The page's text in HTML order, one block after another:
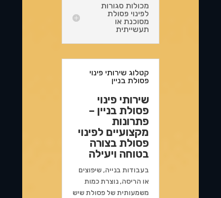
מכולות סגורות
לפינוי פסולת
מסוכנת או
תעשייתית
קטלוג שירותי פינוי
פסולת בניין
שירותי פינוי
פסולת בניין –
פתרונות
מקצועיים לפינוי
פסולת בצורה
בטוחה ויעילה
בעבודות בנייה, שיפוצים
או הריסה, נוצרת כמות
משמעותית של פסולת שיש